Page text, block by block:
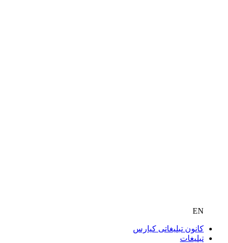
EN
کانون تبلیغاتی کیارس
تبلیغات